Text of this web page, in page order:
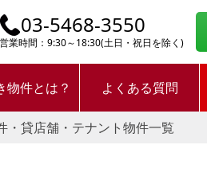
03-5468-3550
営業時間：9:30～18:30(土日・祝日を除く)
物件とは？ よくある質問
・貸店舗・テナント物件一覧